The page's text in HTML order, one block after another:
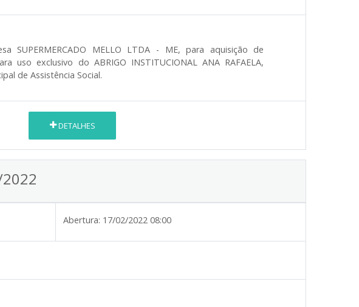
SUPERMERCADO MELLO LTDA - ME, para aquisição de
uso exclusivo do ABRIGO INSTITUCIONAL ANA RAFAELA,
de Assistência Social.
DETALHES
Abertura: 17/02/2022 08:00